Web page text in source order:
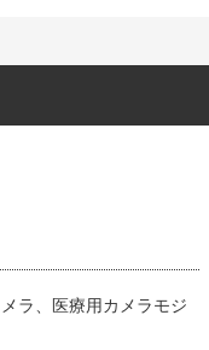
ラ、医療用カメラモジ